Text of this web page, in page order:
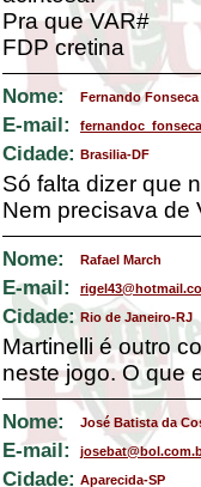
Pra que VAR#
FDP cretina
Nome: Fernando Fonseca
E-mail:
Cidade: Brasilia-DF
Só falta dizer que
Nem precisava de
Nome: Rafael March
E-mail:
Cidade: Rio de Janeiro-RJ
Martinelli é outro
neste jogo. O que
Nome: José Batista da
E-mail:
Cidade: Aparecida-SP